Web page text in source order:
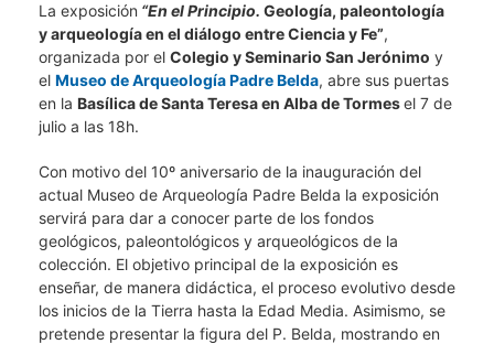
La exposición “En el Principio. Geología, paleontología
y arqueología en el diálogo entre Ciencia y Fe”,
organizada por el Colegio y Seminario San Jerónimo y
el Museo de Arqueología Padre Belda, abre sus puertas
en la Basílica de Santa Teresa en Alba de Tormesel 7 de
julio a las 18h.
Con motivo del 10º aniversario de la inauguración del
actual Museo de Arqueología Padre Belda la exposición
servirá para dar a conocer parte de los fondos
geológicos, paleontológicos y arqueológicos de la
colección. El objetivo principal de la exposición es
enseñar, de manera didáctica, el proceso evolutivo desde
los inicios de la Tierra hasta la Edad Media. Asimismo, se
pretende presentar la figura del P. Belda, mostrando en